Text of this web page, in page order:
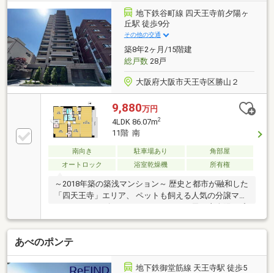
地下鉄谷町線 四天王寺前夕陽ヶ
丘駅 徒歩9分
その他の交通
築8年2ヶ月/15階建
総戸数28戸
大阪府大阪市天王寺区勝山２
9,880万円
4LDK 86.07m2
11階 南
南向き 駐車場あり
角部屋
オートロック
浴室乾燥機 所有権
～2018年築の築浅マンション～ 歴史と都市が融和した
「四天王寺」エリア、 ペットも飼える人気の分譲マン
です♪
あべのポンテ
地下鉄御堂筋線 天王寺駅 徒歩5